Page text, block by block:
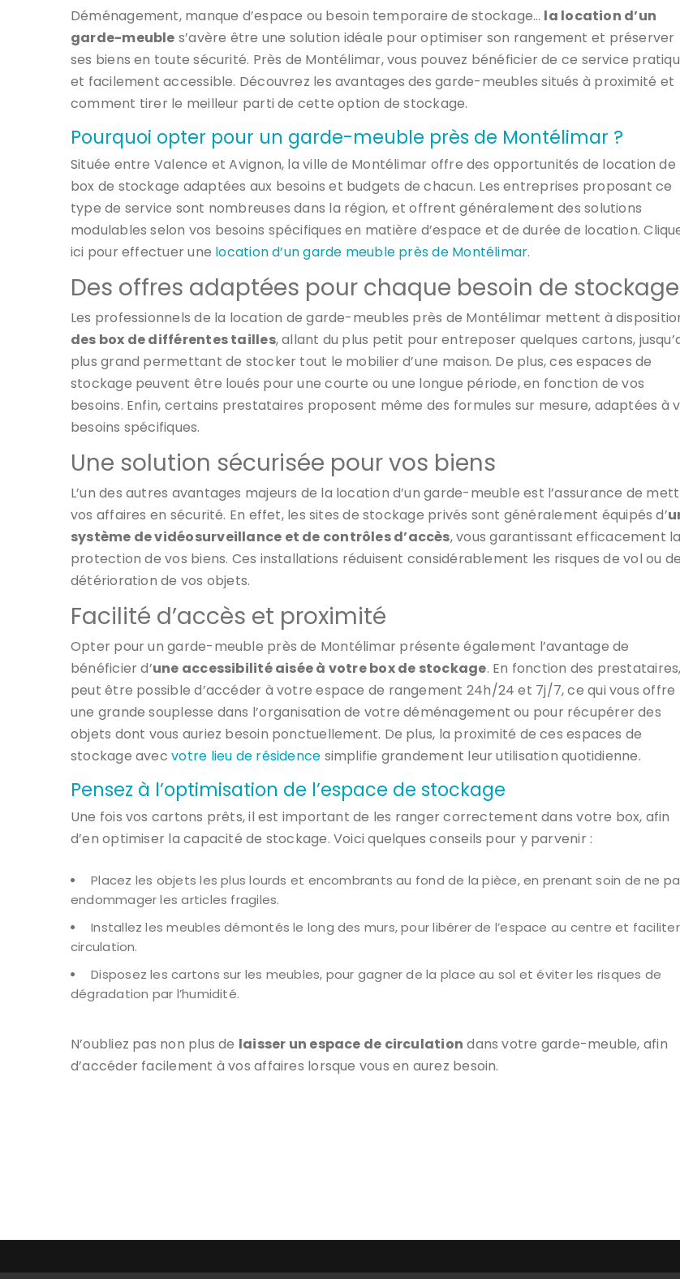
Déménagement, manque d’espace ou besoin temporaire de stockage… la location d’un
garde-meuble s’avère être une solution idéale pour optimiser son rangement et préserver
ses biens en toute sécurité. Près de Montélimar, vous pouvez bénéficier de ce service
et facilement accessible. Découvrez les avantages des garde-meubles situés à proximité et
comment tirer le meilleur parti de cette option de stockage.
Pourquoi opter pour un garde-meuble près de Montélimar ?
Située entre Valence et Avignon, la ville de Montélimar offre des opportunités de location de
box de stockage adaptées aux besoins et budgets de chacun. Les entreprises proposant ce
type de service sont nombreuses dans la région, et offrent généralement des solutions
modulables selon vos besoins spécifiques en matière d’espace et de durée de location.
ici pour effectuer une location d’un garde meuble près de Montélimar.
Des offres adaptées pour chaque besoin de stockage
Les professionnels de la location de garde-meubles près de Montélimar mettent à
des box de différentes tailles, allant du plus petit pour entreposer quelques cartons,
plus grand permettant de stocker tout le mobilier d’une maison. De plus, ces espaces de
stockage peuvent être loués pour une courte ou une longue période, en fonction de vos
besoins. Enfin, certains prestataires proposent même des formules sur mesure, adaptées à
besoins spécifiques.
Une solution sécurisée pour vos biens
L’un des autres avantages majeurs de la location d’un garde-meuble est l’assurance de
vos affaires en sécurité. En effet, les sites de stockage privés sont généralement équipés d’
système de vidéosurveillance et de contrôles d’accès, vous garantissant efficacement la
protection de vos biens. Ces installations réduisent considérablement les risques de vol ou de
détérioration de vos objets.
Facilité d’accès et proximité
Opter pour un garde-meuble près de Montélimar présente également l’avantage de
bénéficier d’une accessibilité aisée à votre box de stockage. En fonction des
peut être possible d’accéder à votre espace de rangement 24h/24 et 7j/7, ce qui vous offre
une grande souplesse dans l’organisation de votre déménagement ou pour récupérer des
objets dont vous auriez besoin ponctuellement. De plus, la proximité de ces espaces de
stockage avecvotre lieu de résidence simplifie grandement leur utilisation quotidienne.
Pensez à l’optimisation de l’espace de stockage
Une fois vos cartons prêts, il est important de les ranger correctement dans votre box, afin
d’en optimiser la capacité de stockage. Voici quelques conseils pour y parvenir :
Placez les objets les plus lourds et encombrants au fond de la pièce, en prenant soin de ne
endommager les articles fragiles.
Installez les meubles démontés le long des murs, pour libérer de l’espace au centre et
circulation.
Disposez les cartons sur les meubles, pour gagner de la place au sol et éviter les risques de
dégradation par l’humidité.
N’oubliez pas non plus de laisser un espace de circulation dans votre garde-meuble, afin
d’accéder facilement à vos affaires lorsque vous en aurez besoin.